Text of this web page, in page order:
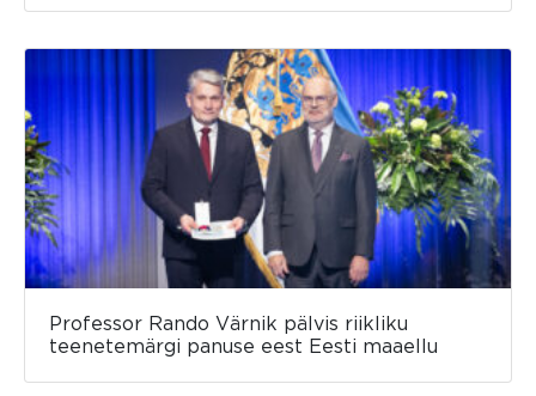
Professor Rando Värnik pälvis riikliku
teenetemärgi panuse eest Eesti maaellu